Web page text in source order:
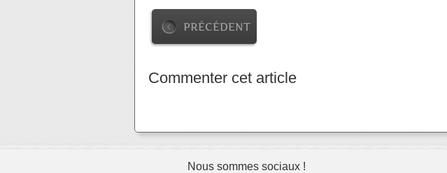
PRÉCÉDENT
Commenter cet article
Nous sommes sociaux !